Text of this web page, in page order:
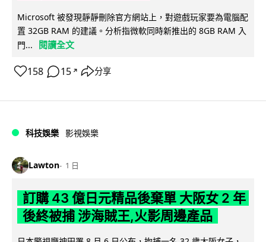
Microsoft 被發現靜靜刪除官方網站上，對遊戲玩家要為電腦配
置 32GB RAM 的建議。分析指微軟同時新推出的 8GB RAM 入
門...
閱讀全文
158 15 ↗ 分享
科技娛樂 影視娛樂
Lawton 1 日
訂購 43 億日元精品後棄單 大阪女 2 年
後終被捕 涉海賊王,火影周邊產品